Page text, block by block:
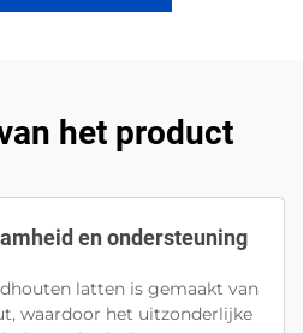
het product
en ondersteuning
latten is gemaakt van
waardoor het uitzonderlijke